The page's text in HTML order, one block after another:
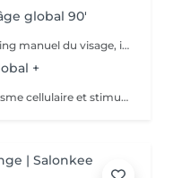
global 90'
Soin "anti-âge global" Ce véritable lifting manuel du visage, inspiré du massage japonais "Ko Bi Do"est associé à complexe anti-âge unique. vous retrouvez une peau tonifiée lissée et repulpée. et associés d'un masque aux vertus régénérantes, agit en profondeur sur les rides, la fermeté, les taches pigmentaires et l'éclat, et insiste sur le contour des yeux, la bouche, le décolleté. Vous retrouvé
+
La Luminothérapie active le métabolisme cellulaire et stimule la production de collagène et d'élastine. Au l des séances, la peau retrouve élasticité et éclat, les cicatrices s'atténuent, l'acné guérit. Le résultat est visible très rapidement. Les résultats attendus peuvent varier en fonction de chaque individu. Des études montrent en effet que la peau semble plus jeune et les rides plus atténuées dès la première utilisation de cette technologie. La lumière LED bleue est particulièrement efficace pour prévenir les éruptions cutanées puisqu'elle détruit les bactéries responsables de l'acné directement dans le derme. C'est scientifiquement prouvé !